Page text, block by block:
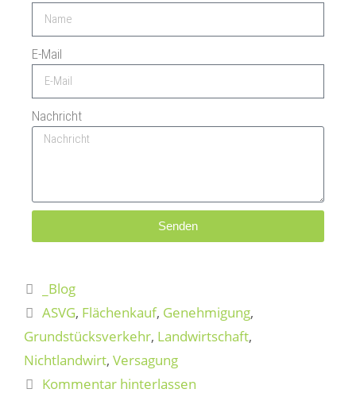
E-Mail
Nachricht
Senden
t
e
r
n
a
t
_Blog
ASVG, Flächenkauf, Genehmigung,
Grundstücksverkehr, Landwirtschaft,
Nichtlandwirt, Versagung
Kommentar hinterlassen